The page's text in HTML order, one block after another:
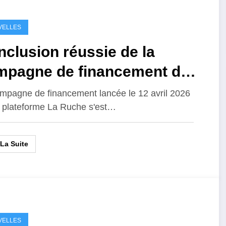
réussie de la
de financement du
du lac
de financement lancée le 12 avril 2026
plateforme La Ruche s'est…
Suite